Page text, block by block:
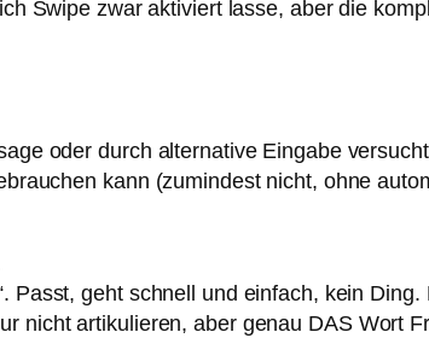
Swipe zwar aktiviert lasse, aber die
oder durch alternative Eingabe
kann (zumindest nicht, ohne
Passt, geht schnell und einfach, kein Ding.
nicht artikulieren, aber genau DAS Wort